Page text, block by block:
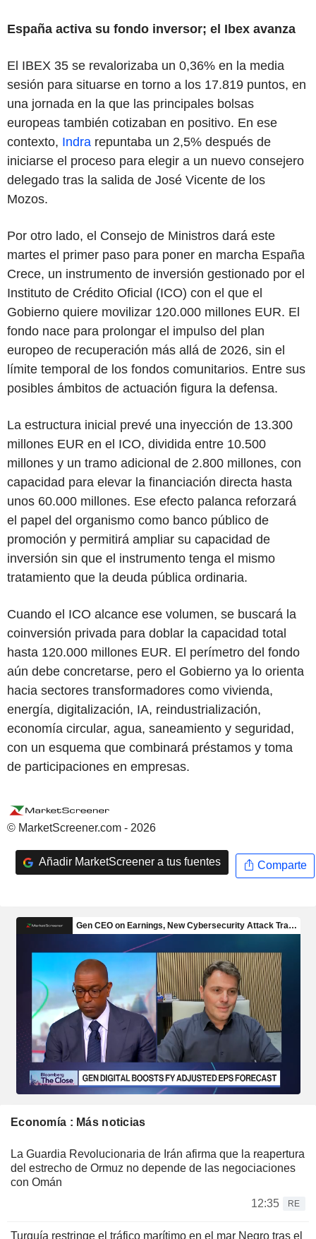
España activa su fondo inversor; el Ibex avanza
El IBEX 35 se revalorizaba un 0,36% en la media
sesión para situarse en torno a los 17.819 puntos, en
una jornada en la que las principales bolsas
europeas también cotizaban en positivo. En ese
contexto, Indra repuntaba un 2,5% después de
iniciarse el proceso para elegir a un nuevo consejero
delegado tras la salida de José Vicente de los
Mozos.
Por otro lado, el Consejo de Ministros dará este
martes el primer paso para poner en marcha España
Crece, un instrumento de inversión gestionado por el
Instituto de Crédito Oficial (ICO) con el que el
Gobierno quiere movilizar 120.000 millones EUR. El
fondo nace para prolongar el impulso del plan
europeo de recuperación más allá de 2026, sin el
límite temporal de los fondos comunitarios. Entre sus
posibles ámbitos de actuación figura la defensa.
La estructura inicial prevé una inyección de 13.300
millones EUR en el ICO, dividida entre 10.500
millones y un tramo adicional de 2.800 millones, con
capacidad para elevar la financiación directa hasta
unos 60.000 millones. Ese efecto palanca reforzará
el papel del organismo como banco público de
promoción y permitirá ampliar su capacidad de
inversión sin que el instrumento tenga el mismo
tratamiento que la deuda pública ordinaria.
Cuando el ICO alcance ese volumen, se buscará la
coinversión privada para doblar la capacidad total
hasta 120.000 millones EUR. El perímetro del fondo
aún debe concretarse, pero el Gobierno ya lo orienta
hacia sectores transformadores como vivienda,
energía, digitalización, IA, reindustrialización,
economía circular, agua, saneamiento y seguridad,
con un esquema que combinará préstamos y toma
de participaciones en empresas.
© MarketScreener.com - 2026
Añadir MarketScreener a tus fuentes Comparte
Economía : Más noticias
La Guardia Revolucionaria de Irán afirma que la reapertura
del estrecho de Ormuz no depende de las negociaciones
con Omán
12:35
RE
Turquía restringe el tráfico marítimo en el mar Negro tras el